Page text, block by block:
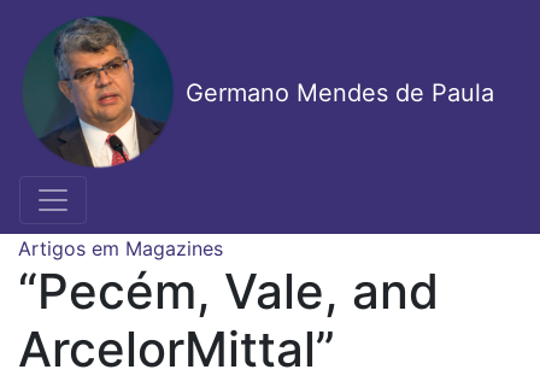
para
conteúdo
principal
Germano Mendes de Paula
Artigos em Magazines
“Pecém, Vale, and
ArcelorMittal”